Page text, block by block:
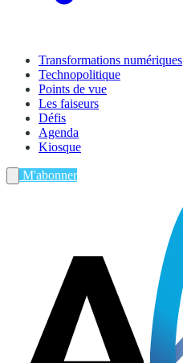
Transformations numériques
Technopolitique
Points de vue
Les faiseurs
Défis
Agenda
Kiosque
M'abonner